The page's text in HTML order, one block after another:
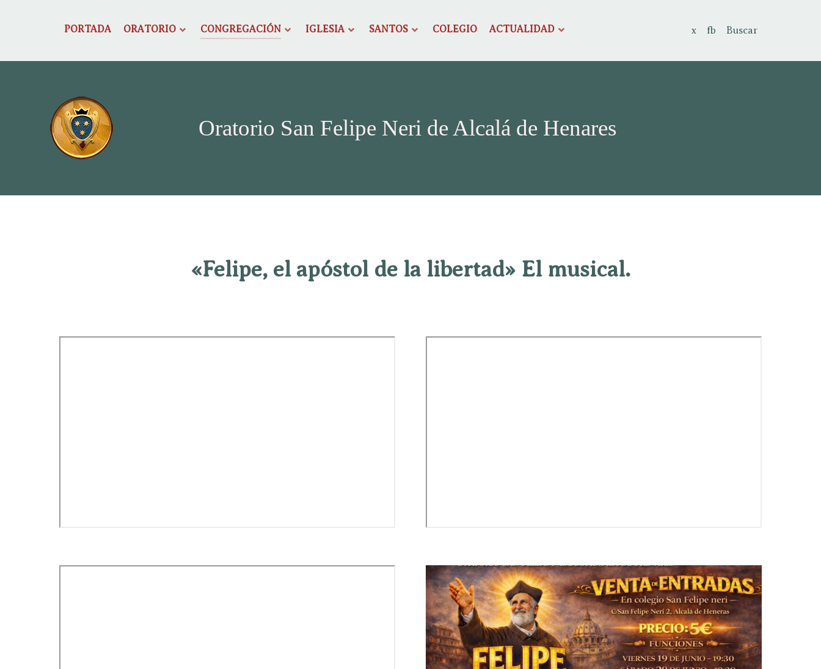
PORTADA ORATORIO CONGREGACIÓN IGLESIA SANTOS COLEGIO ACTUALIDAD x fb Buscar
Oratorio San Felipe Neri de Alcalá de Henares
«Felipe, el apóstol de la libertad» El musical.